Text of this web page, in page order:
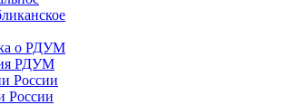
о РДУМ
РДУМ
России
России